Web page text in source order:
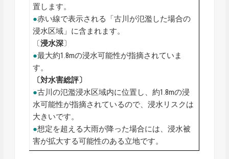
置します。
●赤い線で表示される「古川が氾濫した場合の
浸水区域」に含まれます。
〔浸水深〕
●最大約1.8mの浸水可能性が指摘されていま
す。
〔対水害総評〕
●古川の氾濫浸水区域内に位置し、約1.8mの浸
水可能性が指摘されているので、浸水リスクは
大きいです。
●想定を超える大雨が降った場合には、浸水被
害が拡大する可能性のある立地です。